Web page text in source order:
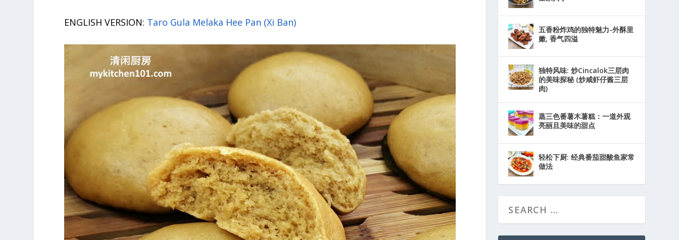
ENGLISH VERSION: Taro Gula Melaka Hee Pan (Xi Ban)
五香粉炸鸡的独特魅力-外酥里
嫩, 香气四溢
独特风味: 炒Cincalok三层肉
的美味探秘 (炒咸虾仔酱三层
肉)
蒸三色番薯木薯糕：一道外观
亮丽且美味的甜点
轻松下厨: 经典番茄甜酸鱼家常
做法